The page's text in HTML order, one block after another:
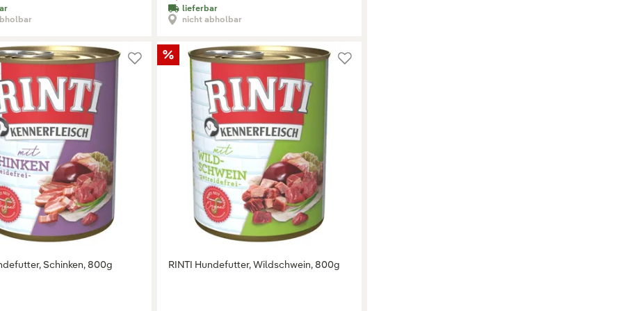
lieferbar
nicht abholbar
Schinken, 800g RINTI Hundefutter, Wildschwein, 800g